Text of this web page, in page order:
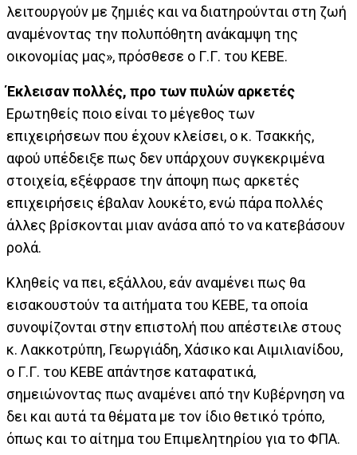
λειτουργούν με ζημιές και να διατηρούνται στη ζωή
αναμένοντας την πολυπόθητη ανάκαμψη της
οικονομίας μας», πρόσθεσε ο Γ.Γ. του ΚΕΒΕ.
Έκλεισαν πολλές, προ των πυλών αρκετές
Ερωτηθείς ποιο είναι το μέγεθος των
επιχειρήσεων που έχουν κλείσει, ο κ. Τσακκής,
αφού υπέδειξε πως δεν υπάρχουν συγκεκριμένα
στοιχεία, εξέφρασε την άποψη πως αρκετές
επιχειρήσεις έβαλαν λουκέτο, ενώ πάρα πολλές
άλλες βρίσκονται μιαν ανάσα από το να κατεβάσουν
ρολά.
Κληθείς να πει, εξάλλου, εάν αναμένει πως θα
εισακουστούν τα αιτήματα του ΚΕΒΕ, τα οποία
συνοψίζονται στην επιστολή που απέστειλε στους
κ. Λακκοτρύπη, Γεωργιάδη, Χάσικο και Αιμιλιανίδου,
ο Γ.Γ. του ΚΕΒΕ απάντησε καταφατικά,
σημειώνοντας πως αναμένει από την Κυβέρνηση να
δει και αυτά τα θέματα με τον ίδιο θετικό τρόπο,
όπως και το αίτημα του Επιμελητηρίου για το ΦΠΑ.